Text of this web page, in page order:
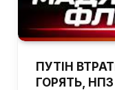
ПУТІН
ГОРЯТЬ,